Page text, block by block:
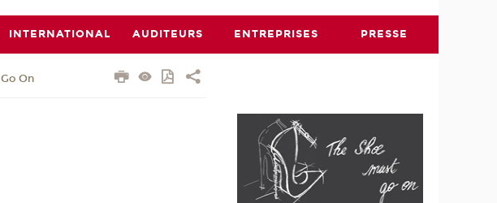
INTERNATIONAL AUDITEURS ENTREPRISES PRESSE
On